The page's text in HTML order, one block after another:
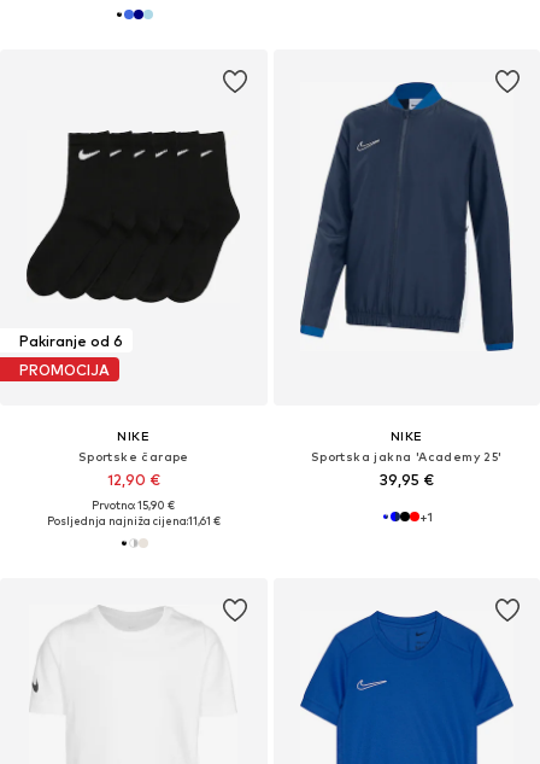
Pakiranje od 6
PROMOCIJA
NIKE
Sportske čarape
12,90 €
Prvotno: 15,90 €
Posljednja najniža cijena:11,61 €
NIKE
Sportska jakna 'Academy 25'
39,95 €
+1